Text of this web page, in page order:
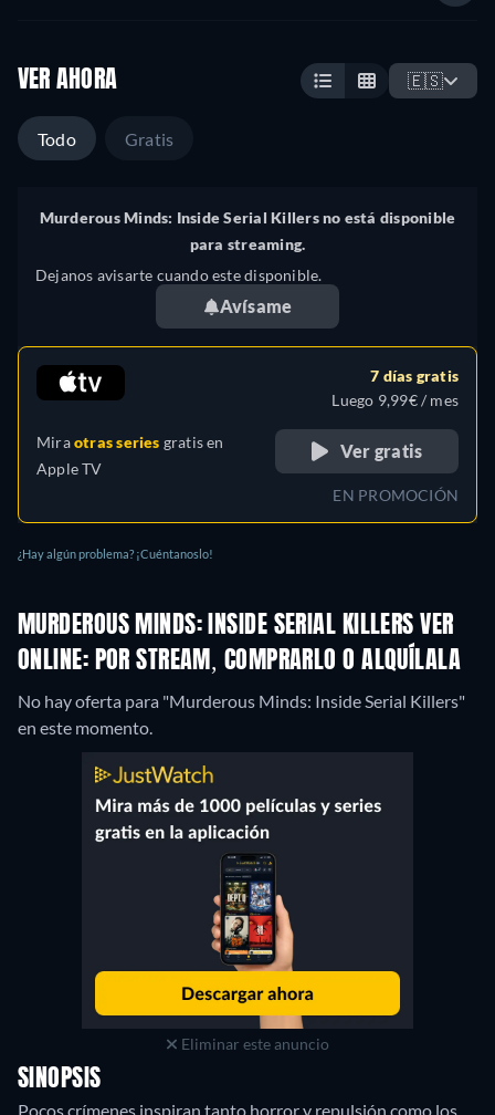
VER AHORA 🇪🇸
Todo Gratis
Murderous Minds: Inside Serial Killers no está disponible
para streaming.
Dejanos avisarte cuando este disponible.
Avísame
Miraotras series gratis en
Apple TV
7 días gratis
Luego 9,99€ / mes
Ver gratis
EN PROMOCIÓN
¿Hay algún problema? ¡Cuéntanoslo!
MURDEROUS MINDS: INSIDE SERIAL KILLERS VER
ONLINE: POR STREAM, COMPRARLO O ALQUÍLALA
No hay oferta para "Murderous Minds: Inside Serial Killers"
en este momento.
Eliminar este anuncio
SINOPSIS
Pocos crímenes inspiran tanto horror y repulsión como los